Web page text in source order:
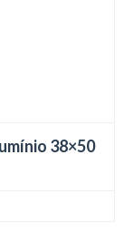
38×50